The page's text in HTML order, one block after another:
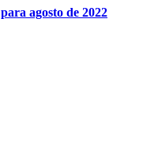
agosto de 2022